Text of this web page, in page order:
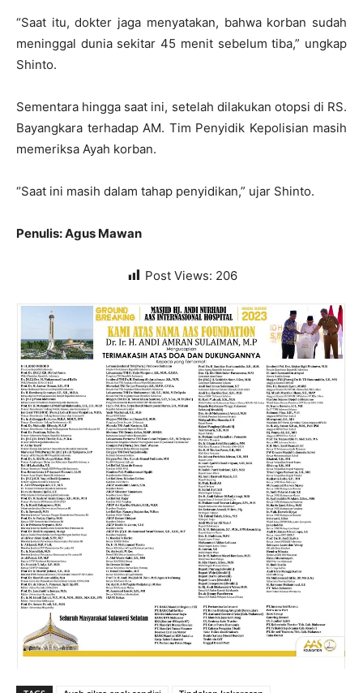
“Saat itu, dokter jaga menyatakan, bahwa korban sudah
meninggal dunia sekitar 45 menit sebelum tiba,” ungkap
Shinto.
Sementara hingga saat ini, setelah dilakukan otopsi di RS.
Bayangkara terhadap AM. Tim Penyidik Kepolisian masih
memeriksa Ayah korban.
“Saat ini masih dalam tahap penyidikan,” ujar Shinto.
Penulis: Agus Mawan
Post Views: 206